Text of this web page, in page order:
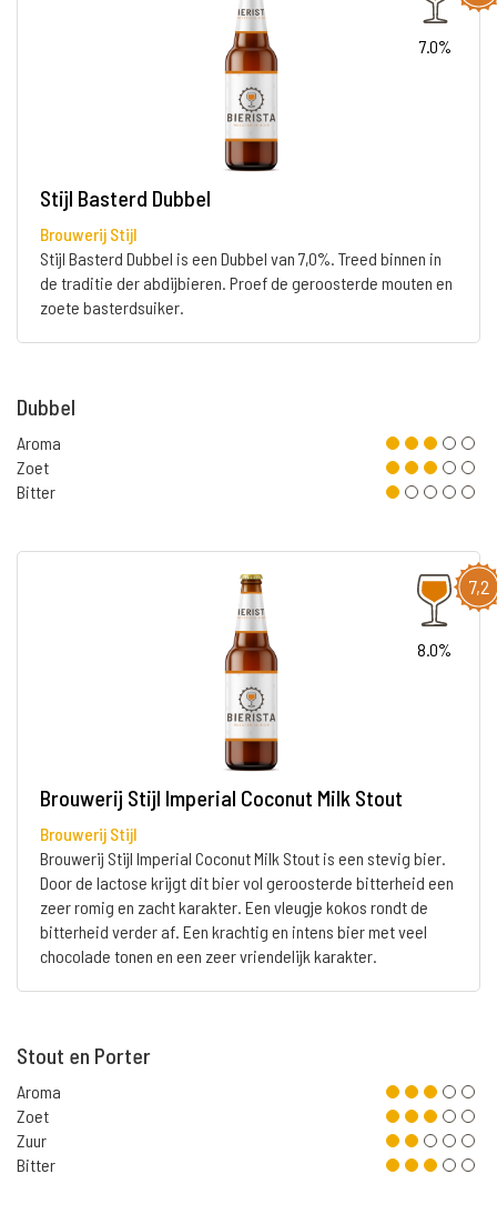
7.0%
Stijl Basterd Dubbel
Brouwerij Stijl
Stijl Basterd Dubbel is een Dubbel van 7,0%. Treed binnen in
de traditie der abdijbieren. Proef de geroosterde mouten en
zoete basterdsuiker.
Dubbel
Aroma
Zoet
Bitter
7,2
8.0%
Brouwerij Stijl Imperial Coconut Milk Stout
Brouwerij Stijl
Brouwerij Stijl Imperial Coconut Milk Stout is een stevig bier.
Door de lactose krijgt dit bier vol geroosterde bitterheid een
zeer romig en zacht karakter. Een vleugje kokos rondt de
bitterheid verder af. Een krachtig en intens bier met veel
chocolade tonen en een zeer vriendelijk karakter.
Stout en Porter
Aroma
Zoet
Zuur
Bitter